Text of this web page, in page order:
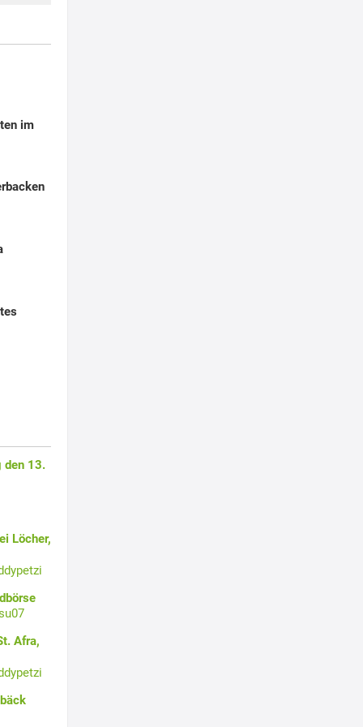
im
den 13.
Löcher,
Afra,